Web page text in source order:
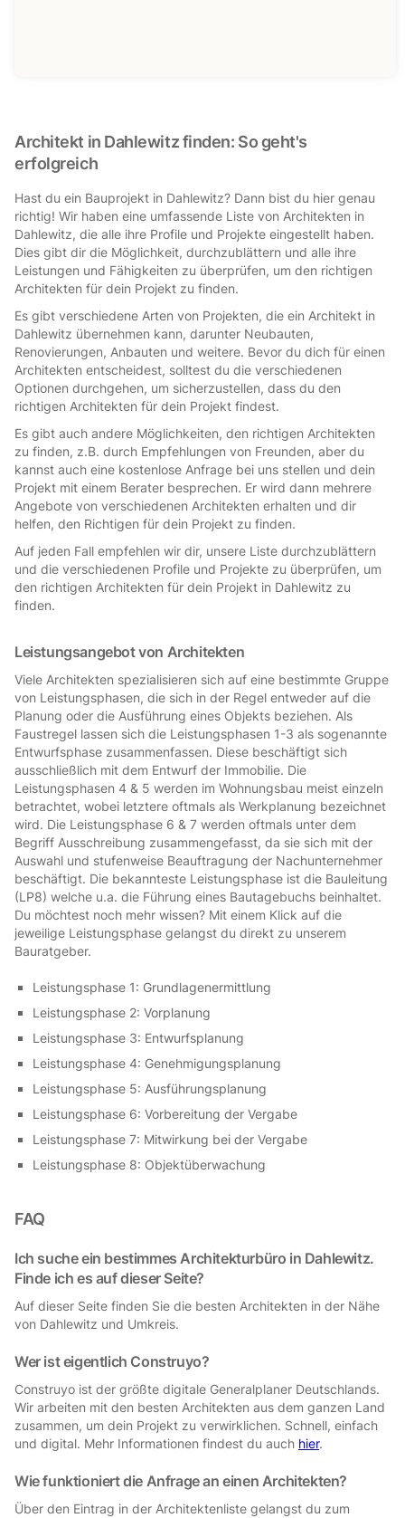
Architekt in Dahlewitz finden: So geht's
erfolgreich
Hast du ein Bauprojekt in Dahlewitz? Dann bist du hier genau
richtig! Wir haben eine umfassende Liste von Architekten in
Dahlewitz, die alle ihre Profile und Projekte eingestellt haben.
Dies gibt dir die Möglichkeit, durchzublättern und alle ihre
Leistungen und Fähigkeiten zu überprüfen, um den richtigen
Architekten für dein Projekt zu finden.
Es gibt verschiedene Arten von Projekten, die ein Architekt in
Dahlewitz übernehmen kann, darunter Neubauten,
Renovierungen, Anbauten und weitere. Bevor du dich für einen
Architekten entscheidest, solltest du die verschiedenen
Optionen durchgehen, um sicherzustellen, dass du den
richtigen Architekten für dein Projekt findest.
Es gibt auch andere Möglichkeiten, den richtigen Architekten
zu finden, z.B. durch Empfehlungen von Freunden, aber du
kannst auch eine kostenlose Anfrage bei uns stellen und dein
Projekt mit einem Berater besprechen. Er wird dann mehrere
Angebote von verschiedenen Architekten erhalten und dir
helfen, den Richtigen für dein Projekt zu finden.
Auf jeden Fall empfehlen wir dir, unsere Liste durchzublättern
und die verschiedenen Profile und Projekte zu überprüfen, um
den richtigen Architekten für dein Projekt in Dahlewitz zu
finden.
Leistungsangebot von Architekten
Viele Architekten spezialisieren sich auf eine bestimmte Gruppe
von Leistungsphasen, die sich in der Regel entweder auf die
Planung oder die Ausführung eines Objekts beziehen. Als
Faustregel lassen sich die Leistungsphasen 1-3 als sogenannte
Entwurfsphase zusammenfassen. Diese beschäftigt sich
ausschließlich mit dem Entwurf der Immobilie. Die
Leistungsphasen 4 & 5 werden im Wohnungsbau meist einzeln
betrachtet, wobei letztere oftmals als Werkplanung bezeichnet
wird. Die Leistungsphase 6 & 7 werden oftmals unter dem
Begriff Ausschreibung zusammengefasst, da sie sich mit der
Auswahl und stufenweise Beauftragung der Nachunternehmer
beschäftigt. Die bekannteste Leistungsphase ist die Bauleitung
(LP8) welche u.a. die Führung eines Bautagebuchs beinhaltet.
Du möchtest noch mehr wissen? Mit einem Klick auf die
jeweilige Leistungsphase gelangst du direkt zu unserem
Bauratgeber.
Leistungsphase 1: Grundlagenermittlung
Leistungsphase 2: Vorplanung
Leistungsphase 3: Entwurfsplanung
Leistungsphase 4: Genehmigungsplanung
Leistungsphase 5: Ausführungsplanung
Leistungsphase 6: Vorbereitung der Vergabe
Leistungsphase 7: Mitwirkung bei der Vergabe
Leistungsphase 8: Objektüberwachung
FAQ
Ich suche ein bestimmes Architekturbüro in Dahlewitz.
Finde ich es auf dieser Seite?
Auf dieser Seite finden Sie die besten Architekten in der Nähe
von Dahlewitz und Umkreis.
Wer ist eigentlich Construyo?
Construyo ist der größte digitale Generalplaner Deutschlands.
Wir arbeiten mit den besten Architekten aus dem ganzen Land
zusammen, um dein Projekt zu verwirklichen. Schnell, einfach
und digital. Mehr Informationen findest du auch hier.
Wie funktioniert die Anfrage an einen Architekten?
Über den Eintrag in der Architektenliste gelangst du zum